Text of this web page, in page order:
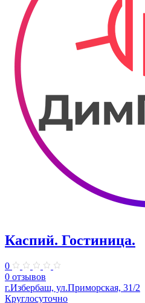
Каспий. Гостиница.
0
0 отзывов
г.Избербаш, ул.Приморская, 31/2
Круглосуточно